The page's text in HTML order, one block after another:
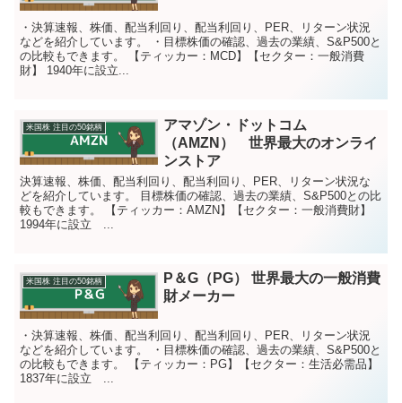
・決算速報、株価、配当利回り、配当利回り、PER、リターン状況
などを紹介しています。 ・目標株価の確認、過去の業績、S&P500と
の比較もできます。 【ティッカー：MCD】【セクター：一般消費
財】 1940年に設立...
米国株 注目の50銘柄
アマゾン・ドットコム
（AMZN） 世界最大のオンライ
ンストア
決算速報、株価、配当利回り、配当利回り、PER、リターン状況な
どを紹介しています。 目標株価の確認、過去の業績、S&P500との比
較もできます。 【ティッカー：AMZN】【セクター：一般消費財】
1994年に設立 ...
米国株 注目の50銘柄
P＆G（PG） 世界最大の一般消費
財メーカー
・決算速報、株価、配当利回り、配当利回り、PER、リターン状況
などを紹介しています。 ・目標株価の確認、過去の業績、S&P500と
の比較もできます。 【ティッカー：PG】【セクター：生活必需品】
1837年に設立 ...